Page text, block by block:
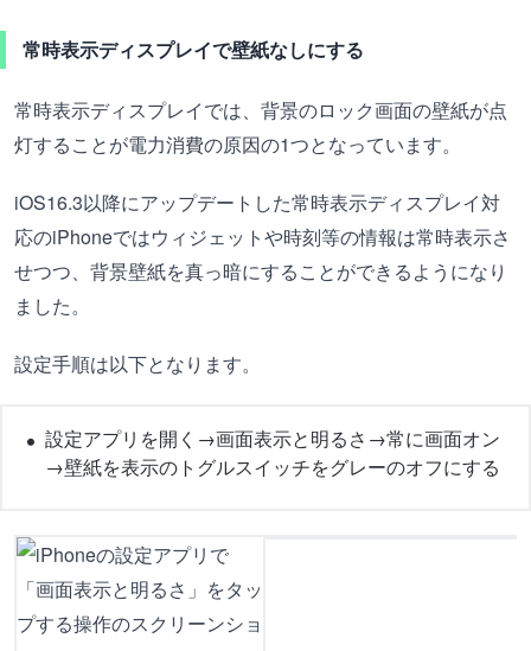
常時表示ディスプレイで壁紙なしにする
常時表示ディスプレイでは、背景のロック画面の壁紙が点
灯することが電力消費の原因の1つとなっています。
iOS16.3以降にアップデートした常時表示ディスプレイ対
応のiPhoneではウィジェットや時刻等の情報は常時表示さ
せつつ、背景壁紙を真っ暗にすることができるようになり
ました。
設定手順は以下となります。
設定アプリを開く→画面表示と明るさ→常に画面オン
→壁紙を表示のトグルスイッチをグレーのオフにする